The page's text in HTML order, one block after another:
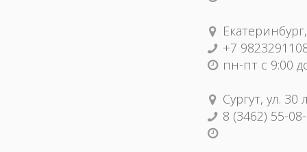
+7
пн-пт с 9:00
Сургут, ул.
8 (3462) 55-